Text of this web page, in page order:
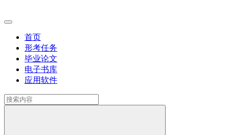
首页
形考任务
毕业论文
电子书库
应用软件